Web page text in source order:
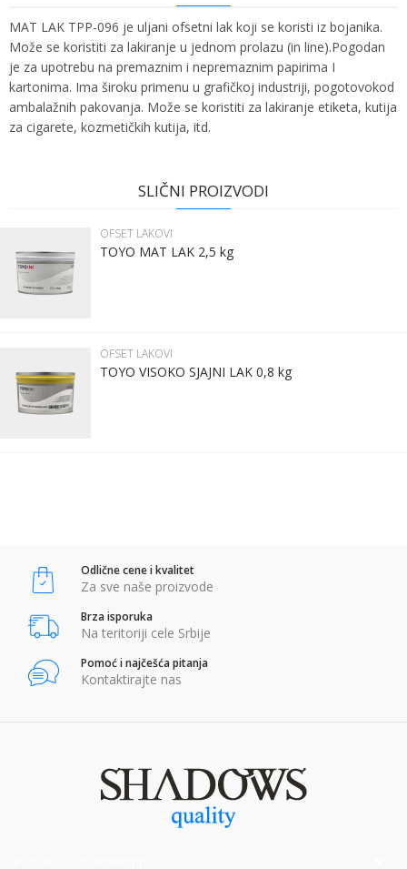
MAT LAK TPP-096 je uljani ofsetni lak koji se koristi iz bojanika.
Može se koristiti za lakiranje u jednom prolazu (in line).Pogodan
je za upotrebu na premaznim i nepremaznim papirima I
kartonima. Ima široku primenu u grafičkoj industriji, pogotovokod
ambalažnih pakovanja. Može se koristiti za lakiranje etiketa, kutija
za cigarete, kozmetičkih kutija, itd.
Email:
Komentar:
POŠALJI
SLIČNI PROIZVODI
OFSET LAKOVI
TOYO MAT LAK 2,5 kg
OFSET LAKOVI
TOYO VISOKO SJAJNI LAK 0,8 kg
Odlične cene i kvalitet
Za sve naše proizvode
Brza isporuka
Na teritoriji cele Srbije
Pomoć i najčešća pitanja
Kontaktirajte nas